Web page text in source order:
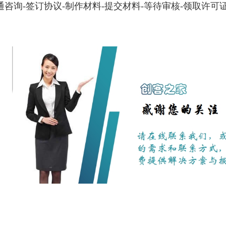
咨询-签订协议-制作材料-提交材料-等待审核-领取许可